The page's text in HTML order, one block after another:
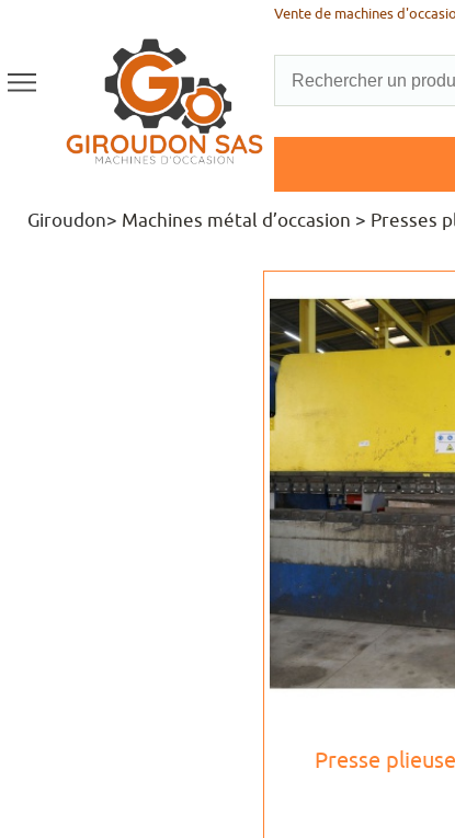
Vente de machines
Giroudon> Machines métal d’occasion > Presses
Presse